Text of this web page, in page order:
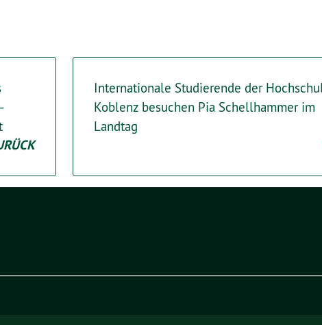
Internationale Studierende der
Koblenz besuchen Pia Schellhammer im
Landtag